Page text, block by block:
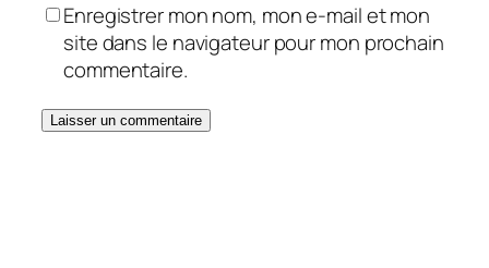
Enregistrer mon nom, mon e-mail et mon
site dans le navigateur pour mon prochain
commentaire.